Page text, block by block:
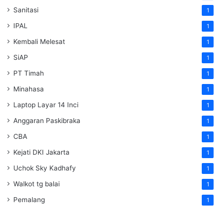
Sanitasi 1
IPAL 1
Kembali Melesat 1
SiAP 1
PT Timah 1
Minahasa 1
Laptop Layar 14 Inci 1
Anggaran Paskibraka 1
CBA 1
Kejati DKI Jakarta 1
Uchok Sky Kadhafy 1
Walkot tg balai 1
Pemalang 1